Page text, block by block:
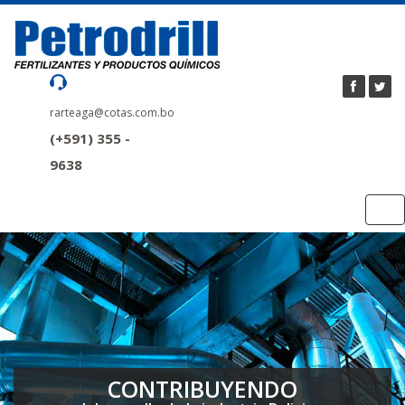
rarteaga@cotas.com.bo
(+591) 355 -
9638
CONTRIBUYENDO
CONTRIBUYENDO
CONTRIBUYENDO